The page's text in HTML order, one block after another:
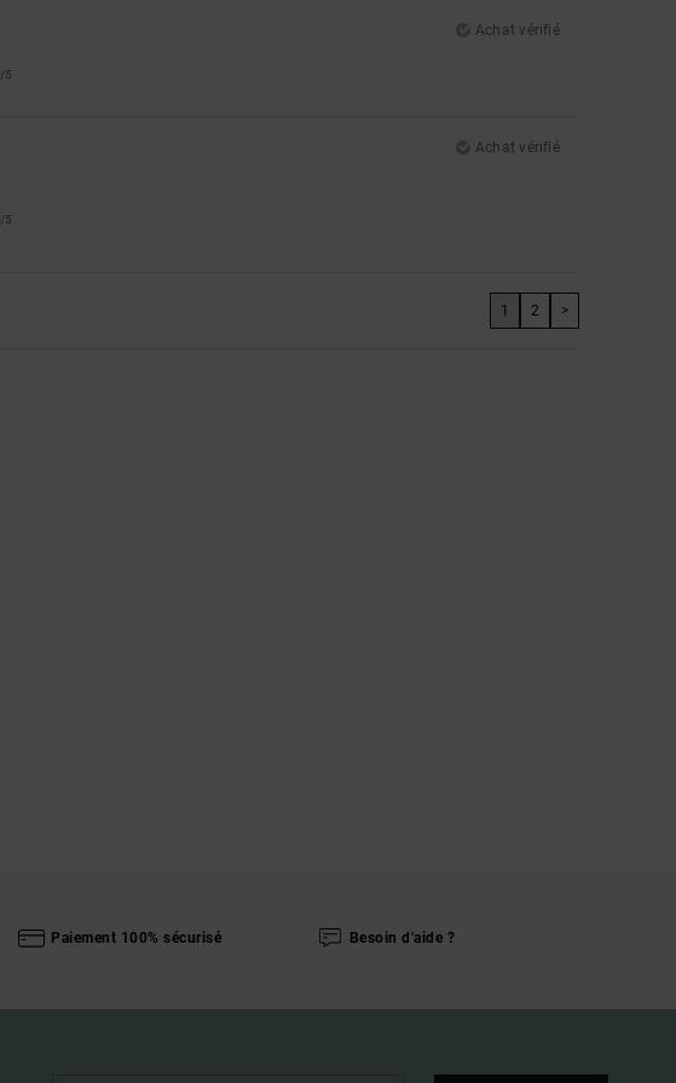
Achat vérifié
/5
Achat vérifié
/5
1 2 >
Paiement 100% sécurisé Besoin d'aide ?